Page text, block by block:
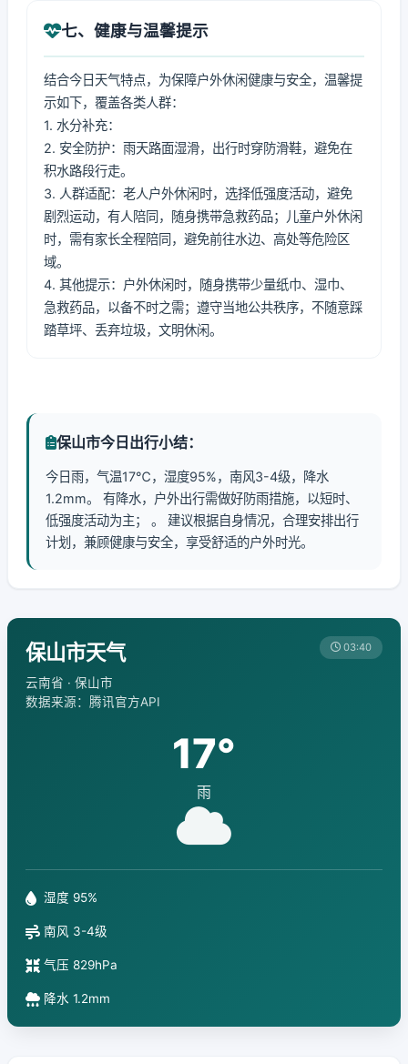
七、健康与温馨提示
结合今日天气特点，为保障户外休闲健康与安全，温馨提
示如下，覆盖各类人群：
1. 水分补充：
2. 安全防护：雨天路面湿滑，出行时穿防滑鞋，避免在
积水路段行走。
3. 人群适配：老人户外休闲时，选择低强度活动，避免
剧烈运动，有人陪同，随身携带急救药品；儿童户外休闲
时，需有家长全程陪同，避免前往水边、高处等危险区
域。
4. 其他提示：户外休闲时，随身携带少量纸巾、湿巾、
急救药品，以备不时之需；遵守当地公共秩序，不随意踩
踏草坪、丢弃垃圾，文明休闲。
保山市今日出行小结：
今日雨，气温17℃，湿度95%，南风3-4级，降水
1.2mm。 有降水，户外出行需做好防雨措施，以短时、
低强度活动为主； 。 建议根据自身情况，合理安排出行
计划，兼顾健康与安全，享受舒适的户外时光。
保山市天气
云南省 · 保山市
数据来源：腾讯官方API
03:40
17°
雨
湿度 95%
南风 3-4级
气压 829hPa
降水 1.2mm